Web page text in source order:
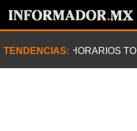
TENDENCIAS: HORARIOS